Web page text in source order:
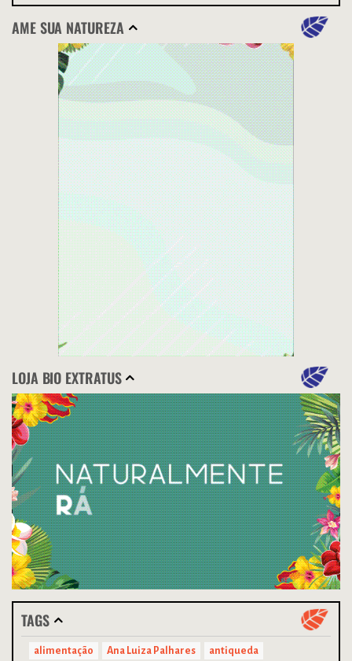
AME SUA NATUREZA
LOJA BIO EXTRATUS
TAGS
alimentação Ana Luiza Palhares antiqueda